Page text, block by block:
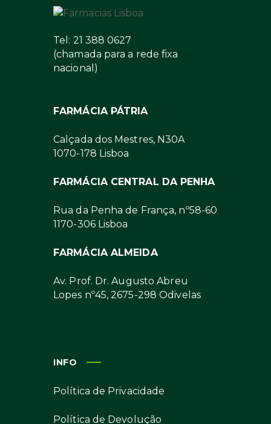
Tel: 21 388 0627
(chamada para a rede fixa
nacional)
FARMÁCIA PÁTRIA
Calçada dos Mestres, N30A
1070-178 Lisboa
FARMÁCIA CENTRAL DA PENHA
Rua da Penha de França, nº58-60
1170-306 Lisboa
FARMÁCIA ALMEIDA
Av. Prof. Dr. Augusto Abreu
Lopes nº45, 2675-298 Odivelas
INFO
Política de Privacidade
Política de Devolução